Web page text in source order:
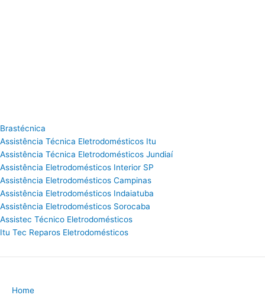
Brastécnica
Assistência Técnica Eletrodomésticos Itu
Assistência Técnica Eletrodomésticos Jundiaí
Assistência Eletrodomésticos Interior SP
Assistência Eletrodomésticos Campinas
Assistência Eletrodomésticos Indaiatuba
Assistência Eletrodomésticos Sorocaba
Assistec Técnico Eletrodomésticos
Itu Tec Reparos Eletrodomésticos
Home